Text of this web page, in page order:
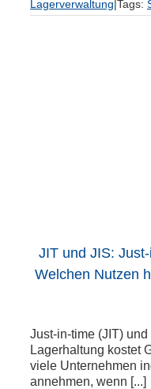
Lagerverwaltung|Tags:
JIT und JIS:
Welchen Nutzen
Just-in-time (JIT)
Lagerhaltung kostet
viele Unternehmen
annehmen, wenn [...]